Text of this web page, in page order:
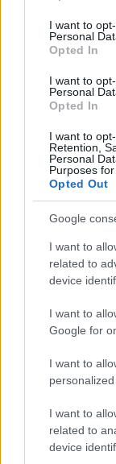
use your data
consent section.
I want to
Personal
Opted In
I want to
Personal
Opted In
I want to
Retention,
Personal
Purposes
Opted Out
Google
I want to
related to
device
I want to
Google for
I want to
personalized
I want to
related to
device